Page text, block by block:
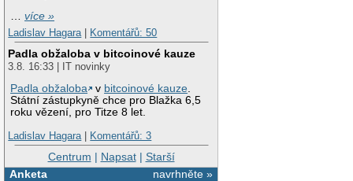
…více »
Ladislav Hagara| Komentářů: 50
Padla obžaloba v bitcoinové kauze
3.8. 16:33 | IT novinky
Padla obžaloba
v bitcoinové kauze.
Státní zástupkyně chce pro Blažka 6,5
roku vězení, pro Titze 8 let.
Ladislav Hagara| Komentářů: 3
Centrum | Napsat| Starší
navrhněte »
Anketa